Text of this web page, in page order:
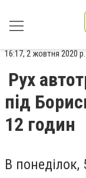
16:17, 2 жовтня 2020 р.
Рух
під
12 годин
В понеділок,